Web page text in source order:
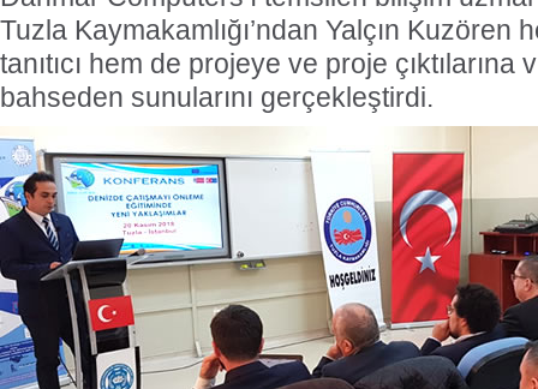
Tuzla Kaymakamlığı’ndan Yalçın Kuzören
tanıtıcı hem de projeye ve proje
bahseden sunularını gerçekleştirdi.